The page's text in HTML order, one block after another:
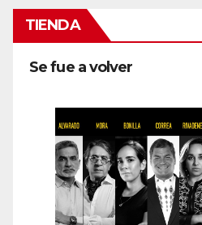
TIENDA
Se fue a volver